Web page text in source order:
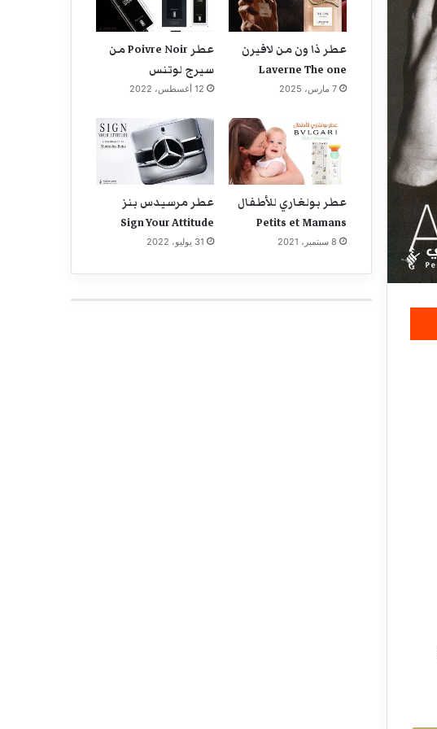
عطر ذا ون من لافيرن
Laverne The one
7 مارس، 2025
عطر Poivre Noir من
سيرج لوتنس
12 أغسطس، 2022
عطر بولغاري للأطفال
Petits et Mamans
8 سبتمبر، 2021
عطر مرسيدس بنز
Sign Your Attitude
31 يوليو، 2022